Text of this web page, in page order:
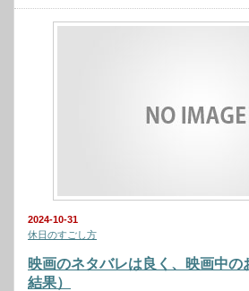
2024-10-31
休日のすごし方
映画のネタバレは良く、映画中の
結果）